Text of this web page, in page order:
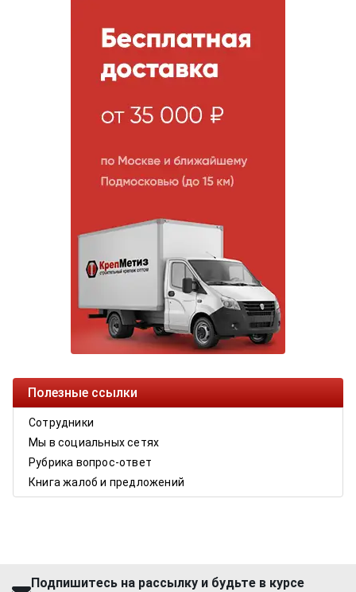
Полезные ссылки
Сотрудники
Мы в социальных сетях
Рубрика вопрос-ответ
Книга жалоб и предложений
Подпишитесь на рассылку и будьте в курсе